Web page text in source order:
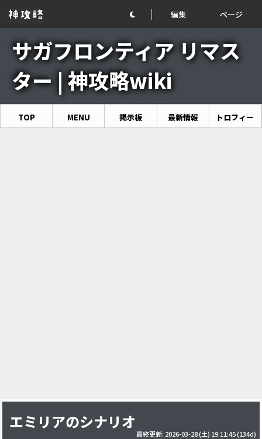
編集 ページ
サガフロンティア リマス
ター | 神攻略wiki
TOP MENU 掲示板 最新情報 トロフィー
エミリアのシナリオ
最終更新: 2026-03-28 (土) 19:11:45(134d)